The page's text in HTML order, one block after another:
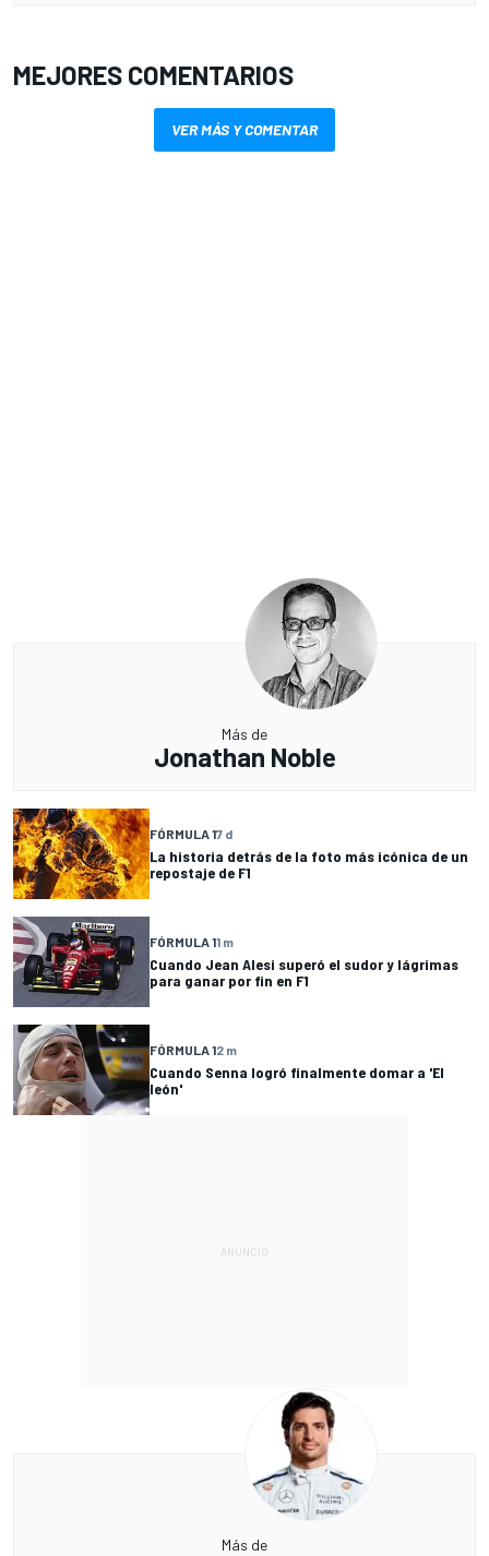
MEJORES COMENTARIOS
VER MÁS Y COMENTAR
Más de
Jonathan Noble
FÓRMULA 17 d
La historia detrás de la foto más icónica de un
repostaje de F1
FÓRMULA 11 m
Cuando Jean Alesi superó el sudor y lágrimas
para ganar por fin en F1
FÓRMULA 12 m
Cuando Senna logró finalmente domar a 'El
león'
Más de